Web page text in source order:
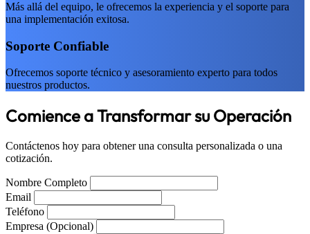
Más allá del equipo, le ofrecemos la experiencia y el soporte para
una implementación exitosa.
Soporte Confiable
Ofrecemos soporte técnico y asesoramiento experto para todos
nuestros productos.
Comience a Transformar su Operación
Contáctenos hoy para obtener una consulta personalizada o una
cotización.
Nombre Completo
Email
Teléfono
Empresa (Opcional)